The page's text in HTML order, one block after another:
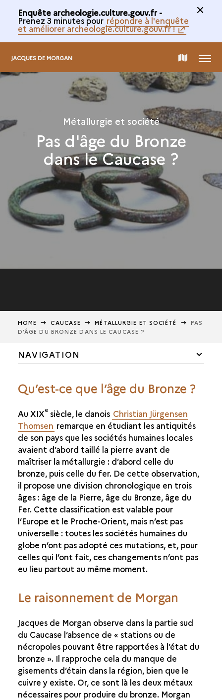
Enquête archeologie.culture.gouv.fr -
Prenez 3 minutes pour répondre à l'enquête
et améliorer archeologie.culture.gouv.fr !
JACQUES DE MORGAN CARTE
DE
LA
COLLECTION
MENU
Métallurgie et société
Pas d'âge du Bronze
dans le Caucase ?
HOME CAUCASE MÉTALLURGIE ET SOCIÉTÉ
PAS
D'ÂGE DU BRONZE DANS LE CAUCASE ?
NAVIGATION
TRAVAUX DE TERRAIN
MÉTALLURGIE ET SOCIÉTÉ
PAS D'ÂGE DU BRONZE DANS LE CAUCASE ?
DES NÉCROPOLES DE MINEURS ?
ÉCHANGES ET COMMERCE
Qu’est-ce que l’âge du Bronze ?
Au XIXesiècle, le danois Christian Jürgensen
Thomsen remarque en étudiant les antiquités
de son pays que les sociétés humaines locales
avaient d’abord taillé la pierre avant de
maîtriser la métallurgie : d’abord celle du
bronze, puis celle du fer. De cette observation,
il propose une division chronologique en trois
âges : âge de la Pierre, âge du Bronze, âge du
Fer. Cette classification est valable pour
l’Europe et le Proche-Orient, mais n’est pas
universelle : toutes les sociétés humaines du
globe n’ont pas adopté ces mutations, et, pour
celles qui l’ont fait, ces changements n’ont pas
eu lieu partout au même moment.
Le raisonnement de Morgan
Jacques de Morgan observe dans la partie sud
du Caucase l’absence de « stations ou de
nécropoles pouvant être rapportées à l’état du
bronze ». Il rapproche cela du manque de
gisements d’étain dans la région, bien que le
cuivre y existe. Or, ce sont là les deux métaux
nécessaires pour produire du bronze. Morgan